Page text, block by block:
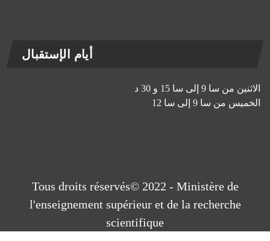
أيام الإستقبال
الاثنين من سا 9 إلى سا 15 و 30 د
الخميس من سا 9 إلى سا 12
Tous droits réservés© 2022 - Ministère de
l'enseignement supérieur et de la recherche
scientifique